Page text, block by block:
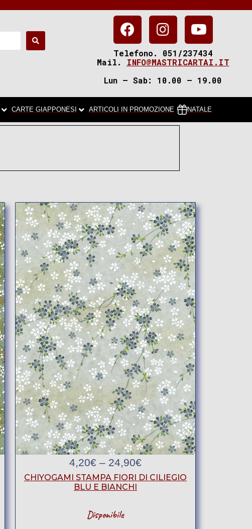
Telefono. 051/237434
Mail.
INFO@MASTRICARTAI.IT
Lun – Sab: 10.00 – 19.00
CARTE GIAPPONESI ARTICOLI IN PROMOZIONE NATALE
4,20€ – 24,90€
CHIYOGAMI STAMPA FIORI DI CILIEGIO
BLU E BIANCHI
Disponibile